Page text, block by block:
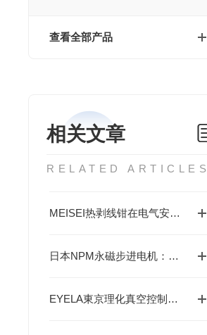
查看全部产品
相关文章
RELATED ARTICLES
MEISEI热剥线钳在电气安装中的应用与技巧分析
日本NPM永磁步进电机：精准控制专家，突破空间限制-成都藤田科技提供
EYELA東京理化真空控制器联动旋转蒸发仪：全自动梯度减压与沸点追踪技术“